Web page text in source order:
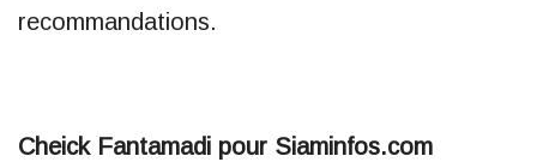
recommandations.
Cheick Fantamadi pour Siaminfos.com